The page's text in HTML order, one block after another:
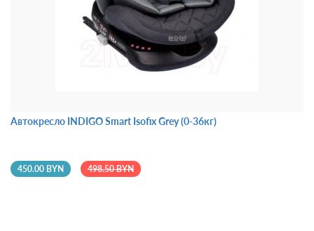
Автокресло INDIGO Smart Isofix Grey (0-36кг)
450.00 BYN 498.50 BYN